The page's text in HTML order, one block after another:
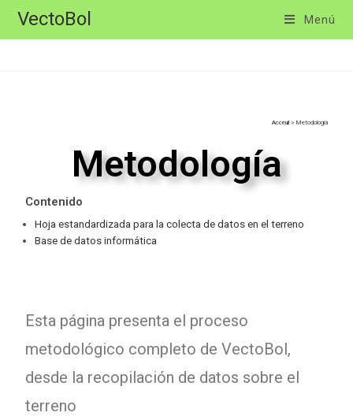
VectoBol Menú
Acceuil> Metodologia
Metodología
Contenido
Hoja estandardizada para la colecta de datos en el terreno
Base de datos informática
Esta página presenta el proceso
metodológico completo de VectoBol,
desde la recopilación de datos sobre el
terreno